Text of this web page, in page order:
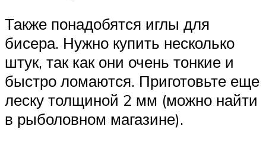
Также понадобятся иглы для
бисера. Нужно купить несколько
штук, так как они очень тонкие и
быстро ломаются. Приготовьте еще
леску толщиной 2 мм (можно найти
в рыболовном магазине).